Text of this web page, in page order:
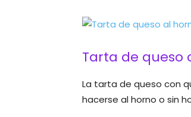
Tarta de queso
La tarta de queso con
hacerse al horno o sin